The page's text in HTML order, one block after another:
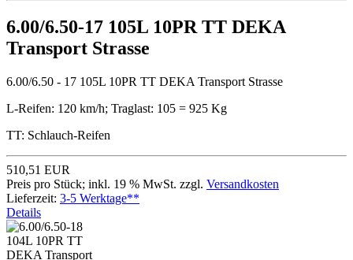
6.00/6.50-17 105L 10PR TT DEKA
Transport Strasse
6.00/6.50 - 17 105L 10PR TT DEKA Transport Strasse
L-Reifen: 120 km/h; Traglast: 105 = 925 Kg
TT: Schlauch-Reifen
510,51 EUR
Preis pro Stück; inkl. 19 % MwSt. zzgl. Versandkosten
Lieferzeit: 3-5 Werktage**
Details